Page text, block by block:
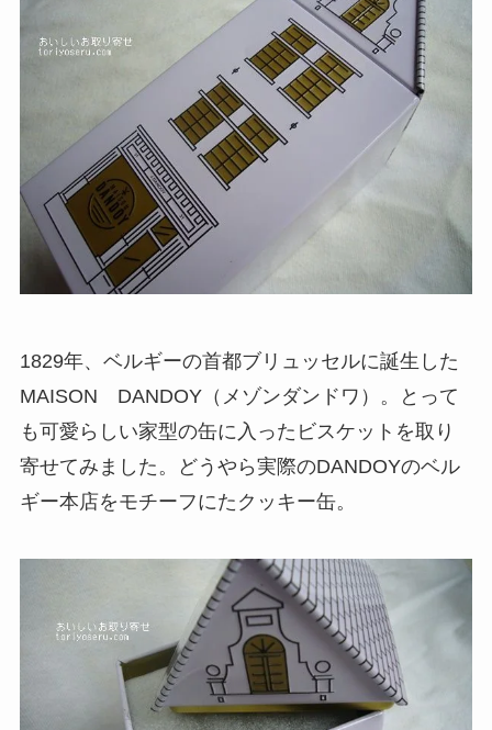
1829年、ベルギーの首都ブリュッセルに誕生した
MAISON DANDOY（メゾンダンドワ）。とって
も可愛らしい家型の缶に入ったビスケットを取り
寄せてみました。どうやら実際のDANDOYのベル
ギー本店をモチーフにたクッキー缶。